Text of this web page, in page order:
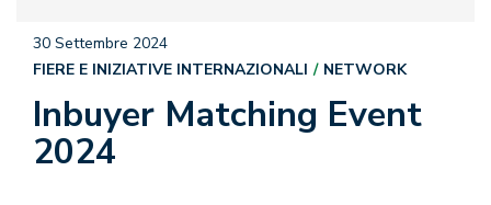
Inbuyer Matching Event
2024
30 Settembre 2024
FIERE E INIZIATIVE INTERNAZIONALI
NETWORK